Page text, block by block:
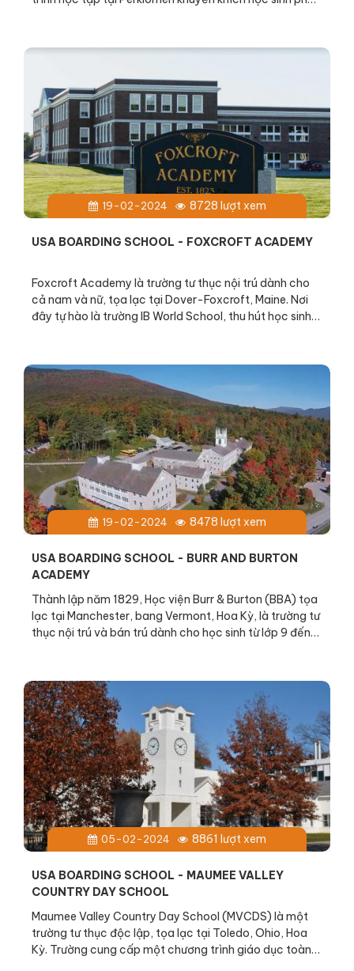
sinh khám phá bản thân, trau dồi kỹ năng và kiến thức
là môi trường học tập lý tưởng cho những học sinh
mong muốn phát triển toàn diện và đạt được thành
công trong tương lai.
19-02-2024 8728 lượt xem
USA BOARDING SCHOOL - FOXCROFT ACADEMY
Foxcroft Academy là trường tư thục nội trú dành cho
cả nam và nữ, tọa lạc tại Dover-Foxcroft, Maine. Nơi
đây tự hào là trường IB World School, thu hút học sinh
nghệ, Foxcroft Academy cam kết mang đến môi
trường học tập hiện đại, sáng tạo, giúp học sinh phát
triển toàn diện về kiến thức, kỹ năng và tư duy.
19-02-2024 8478 lượt xem
USA BOARDING SCHOOL - BURR AND BURTON
ACADEMY
Thành lập năm 1829, Học viện Burr & Burton (BBA) tọa
lạc tại Manchester, bang Vermont, Hoa Kỳ, là trường tư
thục nội trú và bán trú dành cho học sinh từ lớp 9 đến
phát triển toàn diện về kiến thức, kỹ năng và phẩm
chất đạo đức.
05-02-2024 8861 lượt xem
USA BOARDING SCHOOL - MAUMEE VALLEY
COUNTRY DAY SCHOOL
Maumee Valley Country Day School (MVCDS) là một
trường tư thục độc lập, tọa lạc tại Toledo, Ohio, Hoa
Kỳ. Trường cung cấp một chương trình giáo dục toàn